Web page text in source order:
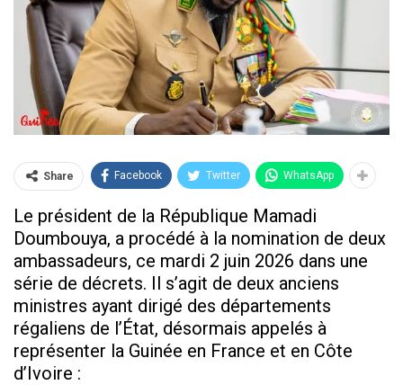
Share Facebook Twitter WhatsApp
Le président de la République Mamadi
Doumbouya, a procédé à la nomination de deux
ambassadeurs, ce mardi 2 juin 2026 dans une
série de décrets. Il s’agit de deux anciens
ministres ayant dirigé des départements
régaliens de l’État, désormais appelés à
représenter la Guinée en France et en Côte
d’Ivoire :